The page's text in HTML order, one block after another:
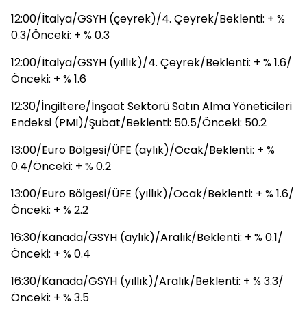
12:00/İtalya/GSYH (çeyrek)/4. Çeyrek/Beklenti: + %
0.3/Önceki: + % 0.3
12:00/İtalya/GSYH (yıllık)/4. Çeyrek/Beklenti: + % 1.6/
Önceki: + % 1.6
12:30/İngiltere/İnşaat Sektörü Satın Alma Yöneticileri
Endeksi (PMI)/Şubat/Beklenti: 50.5/Önceki: 50.2
13:00/Euro Bölgesi/ÜFE (aylık)/Ocak/Beklenti: + %
0.4/Önceki: + % 0.2
13:00/Euro Bölgesi/ÜFE (yıllık)/Ocak/Beklenti: + % 1.6/
Önceki: + % 2.2
16:30/Kanada/GSYH (aylık)/Aralık/Beklenti: + % 0.1/
Önceki: + % 0.4
16:30/Kanada/GSYH (yıllık)/Aralık/Beklenti: + % 3.3/
Önceki: + % 3.5